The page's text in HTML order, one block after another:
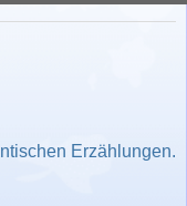
Erzählungen.